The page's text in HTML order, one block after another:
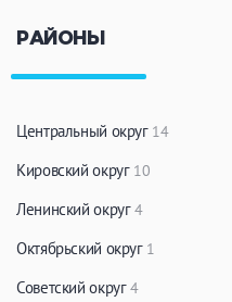
РАЙОНЫ
Центральный округ 14
Кировский округ 10
Ленинский округ4
Октябрьский округ 1
Советский округ4